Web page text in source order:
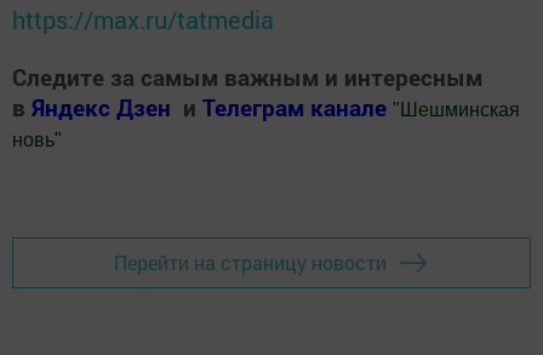
https://max.ru/tatmedia
Следите за самым важным и интересным
в Яндекс Дзен и Телеграм канале " Шешминская
новь"
Перейти на страницу новости